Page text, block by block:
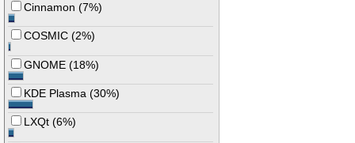
Cinnamon (7%)
COSMIC (2%)
GNOME (18%)
KDE Plasma (30%)
LXQt (6%)